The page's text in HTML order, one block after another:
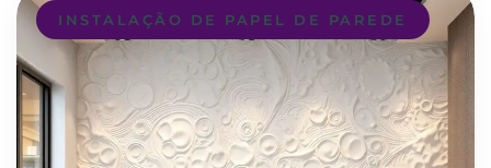
INSTALAÇÃO DE PAPEL DE PAREDE